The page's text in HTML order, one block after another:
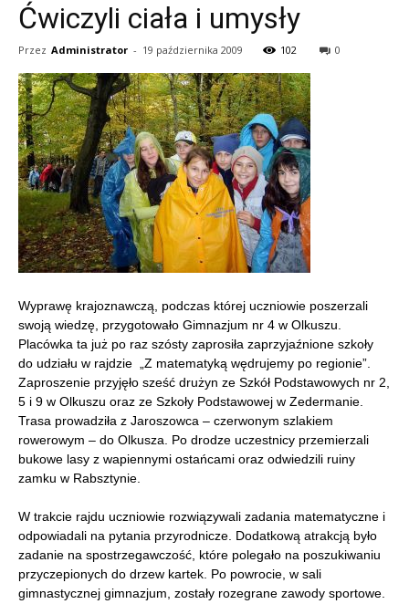
Ćwiczyli ciała i umysły
Przez Administrator - 19 października 2009 102 0
Wyprawę krajoznawczą, podczas której uczniowie poszerzali
swoją wiedzę, przygotowało Gimnazjum nr 4 w Olkuszu.
Placówka ta już po raz szósty zaprosiła zaprzyjaźnione szkoły
do udziału w rajdzie „Z matematyką wędrujemy po regionie”.
Zaproszenie przyjęło sześć drużyn ze Szkół Podstawowych nr 2,
5 i 9 w Olkuszu oraz ze Szkoły Podstawowej w Zedermanie.
Trasa prowadziła z Jaroszowca – czerwonym szlakiem
rowerowym – do Olkusza. Po drodze uczestnicy przemierzali
bukowe lasy z wapiennymi ostańcami oraz odwiedzili ruiny
zamku w Rabsztynie.
W trakcie rajdu uczniowie rozwiązywali zadania matematyczne i
odpowiadali na pytania przyrodnicze. Dodatkową atrakcją było
zadanie na spostrzegawczość, które polegało na poszukiwaniu
przyczepionych do drzew kartek. Po powrocie, w sali
gimnastycznej gimnazjum, zostały rozegrane zawody sportowe.